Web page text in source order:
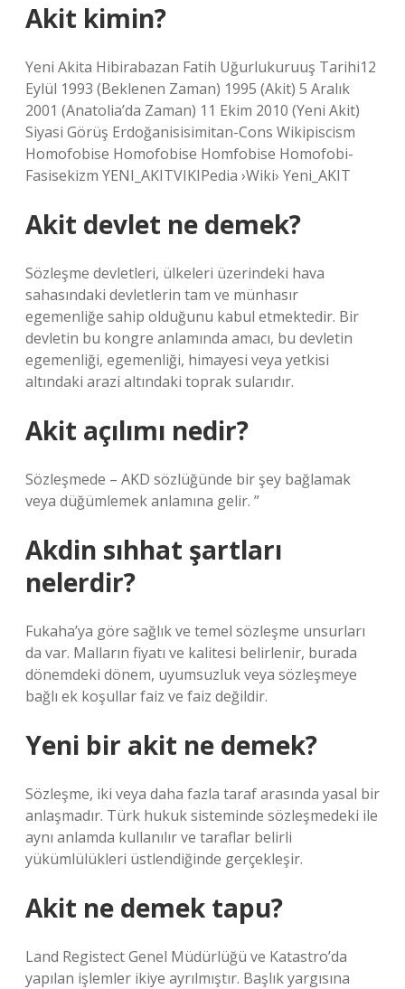
Akit kimin?
Yeni Akita Hibirabazan Fatih Uğurlukuruuş Tarihi12
Eylül 1993 (Beklenen Zaman) 1995 (Akit) 5 Aralık
2001 (Anatolia’da Zaman) 11 Ekim 2010 (Yeni Akit)
Siyasi Görüş Erdoğanisisimitan-Cons Wikipiscism
Homofobise Homofobise Homfobise Homofobi-
Fasisekizm YENI_AKITVIKIPedia ›Wiki› Yeni_AKIT
Akit devlet ne demek?
Sözleşme devletleri, ülkeleri üzerindeki hava
sahasındaki devletlerin tam ve münhasır
egemenliğe sahip olduğunu kabul etmektedir. Bir
devletin bu kongre anlamında amacı, bu devletin
egemenliği, egemenliği, himayesi veya yetkisi
altındaki arazi altındaki toprak sularıdır.
Akit açılımı nedir?
Sözleşmede – AKD sözlüğünde bir şey bağlamak
veya düğümlemek anlamına gelir. ”
Akdin sıhhat şartları
nelerdir?
Fukaha’ya göre sağlık ve temel sözleşme unsurları
da var. Malların fiyatı ve kalitesi belirlenir, burada
dönemdeki dönem, uyumsuzluk veya sözleşmeye
bağlı ek koşullar faiz ve faiz değildir.
Yeni bir akit ne demek?
Sözleşme, iki veya daha fazla taraf arasında yasal bir
anlaşmadır. Türk hukuk sisteminde sözleşmedeki ile
aynı anlamda kullanılır ve taraflar belirli
yükümlülükleri üstlendiğinde gerçekleşir.
Akit ne demek tapu?
Land Registect Genel Müdürlüğü ve Katastro’da
yapılan işlemler ikiye ayrılmıştır. Başlık yargısına